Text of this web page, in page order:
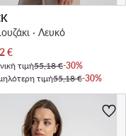
· Λευκό
τιμή
€
τιμή55,18 €-30%
τιμή55,18 €-30%